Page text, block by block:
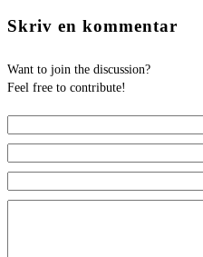
Skriv en kommentar
Want to join the discussion?
Feel free to contribute!